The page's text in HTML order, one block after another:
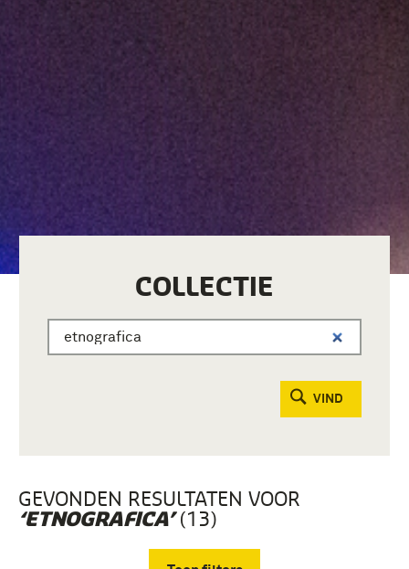
COLLECTIE
VIND
GEVONDEN RESULTATEN VOOR
‘ETNOGRAFICA’(13)